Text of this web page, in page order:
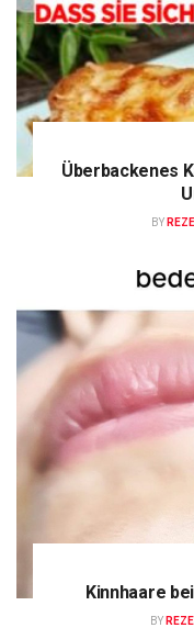
Überbackenes
BY
Kinnhaare
BY